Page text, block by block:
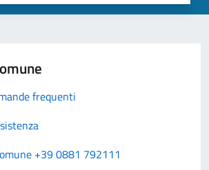
frequenti
+39 0881 792111